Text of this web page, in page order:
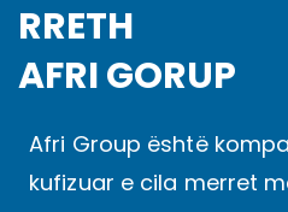
RRETH
AFRI GORUP
Afri Group është
kufizuar e cila merret